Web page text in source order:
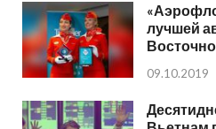
лучшей
09.10.2019